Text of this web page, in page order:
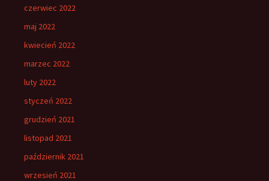
czerwiec 2022
maj 2022
kwiecień 2022
marzec 2022
luty 2022
styczeń 2022
grudzień 2021
listopad 2021
październik 2021
wrzesień 2021